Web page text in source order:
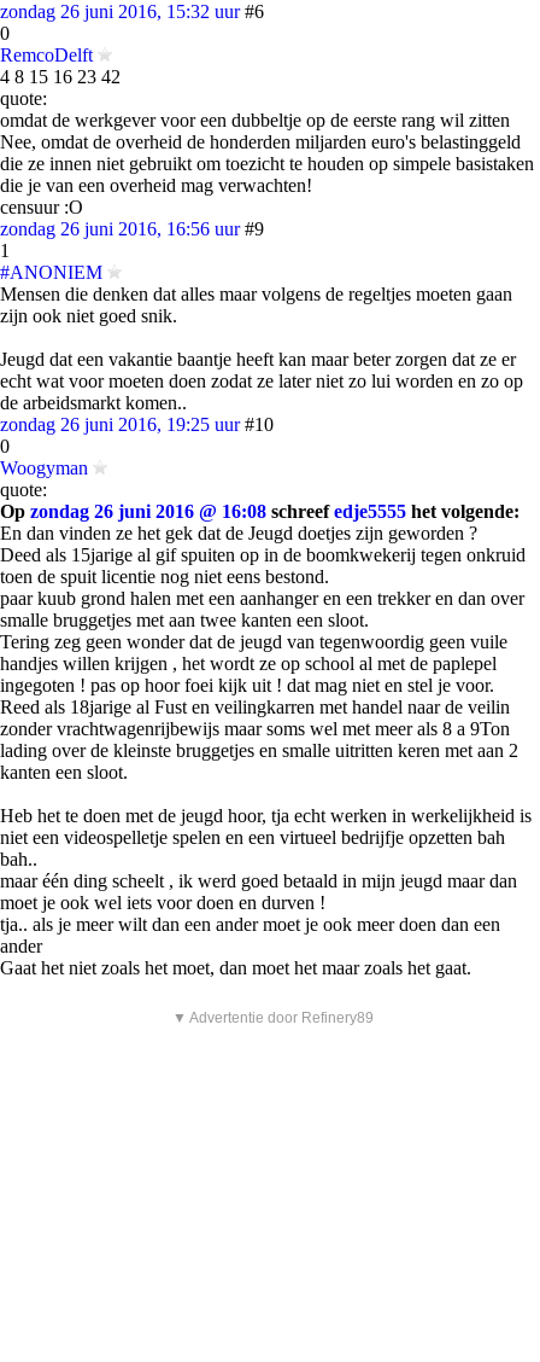
zondag 26 juni 2016, 15:32 uur #6
0
RemcoDelft
4 8 15 16 23 42
quote:
omdat de werkgever voor een dubbeltje op de eerste rang wil zitten
Nee, omdat de overheid de honderden miljarden euro's belastinggeld
die ze innen niet gebruikt om toezicht te houden op simpele basistaken
die je van een overheid mag verwachten!
censuur :O
zondag 26 juni 2016, 16:56 uur #9
1
#ANONIEM
Mensen die denken dat alles maar volgens de regeltjes moeten gaan
zijn ook niet goed snik.
Jeugd dat een vakantie baantje heeft kan maar beter zorgen dat ze er
echt wat voor moeten doen zodat ze later niet zo lui worden en zo op
de arbeidsmarkt komen..
zondag 26 juni 2016, 19:25 uur #10
0
Woogyman
quote:
Op zondag 26 juni 2016 @ 16:08 schreefedje5555 het volgende:
En dan vinden ze het gek dat de Jeugd doetjes zijn geworden ?
Deed als 15jarige al gif spuiten op in de boomkwekerij tegen onkruid
toen de spuit licentie nog niet eens bestond.
paar kuub grond halen met een aanhanger en een trekker en dan over
smalle bruggetjes met aan twee kanten een sloot.
Tering zeg geen wonder dat de jeugd van tegenwoordig geen vuile
handjes willen krijgen , het wordt ze op school al met de paplepel
ingegoten ! pas op hoor foei kijk uit ! dat mag niet en stel je voor.
Reed als 18jarige al Fust en veilingkarren met handel naar de veilin
zonder vrachtwagenrijbewijs maar soms wel met meer als 8 a 9Ton
lading over de kleinste bruggetjes en smalle uitritten keren met aan 2
kanten een sloot.
Heb het te doen met de jeugd hoor, tja echt werken in werkelijkheid is
niet een videospelletje spelen en een virtueel bedrijfje opzetten bah
bah..
maar één ding scheelt , ik werd goed betaald in mijn jeugd maar dan
moet je ook wel iets voor doen en durven !
tja.. als je meer wilt dan een ander moet je ook meer doen dan een
ander
Gaat het niet zoals het moet, dan moet het maar zoals het gaat.
▼ Advertentie door Refinery89